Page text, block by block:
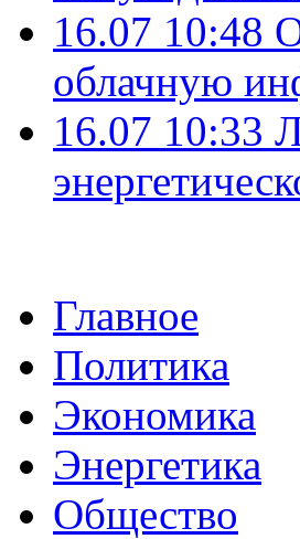
16.07 10:48
облачную
16.07 10:33
Главное
Политика
Экономика
Энергетика
Общество